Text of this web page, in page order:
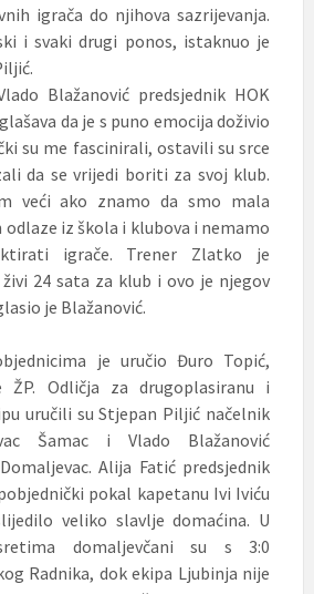
igrača do njihova sazrijevanja.
i svaki drugi ponos, istaknuo je
Blažanović predsjednik HOK
da je s puno emocija doživio
su me fascinirali, ostavili su srce
da se vrijedi boriti za svoj klub.
veći ako znamo da smo mala
odlaze iz škola i klubova i nemamo
igrače. Trener Zlatko je
24 sata za klub i ovo je njegov
je Blažanović.
je uručio Đuro Topić,
ŽP. Odličja za drugoplasiranu i
uručili su Stjepan Piljić načelnik
Šamac i Vlado Blažanović
Alija Fatić predsjednik
pokal kapetanu Ivi Iviću
veliko slavlje domaćina. U
domaljevčani su s 3:0
Radnika, dok ekipa Ljubinja nije